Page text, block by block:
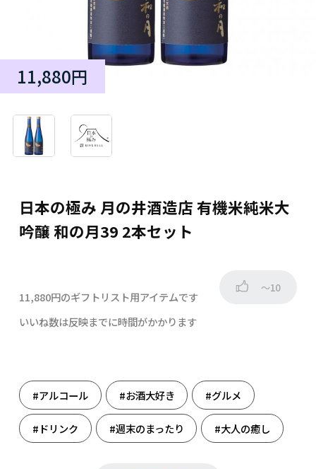
日本の極み 月の井酒造店 有機米純米大
吟醸 和の月39 2本セット
11,880円
11,880円のギフトリスト用アイテムです
～10
いいね数は反映までに時間がかかります
#アルコール #お酒大好き #グルメ
#ドリンク #週末のまったり #大人の癒し